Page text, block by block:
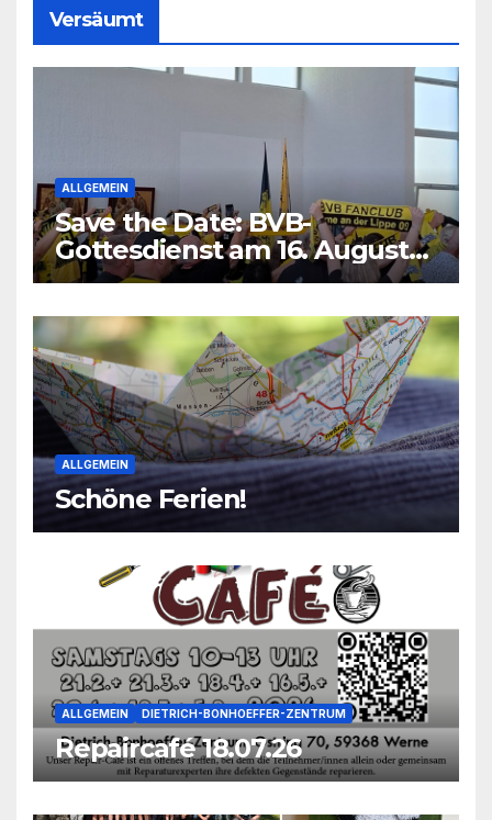
Versäumt
ALLGEMEIN
Save the Date: BVB-
Gottesdienst am 16. August
2026
ALLGEMEIN
Schöne Ferien!
ALLGEMEIN DIETRICH-BONHOEFFER-ZENTRUM
Repaircafé 18.07.26